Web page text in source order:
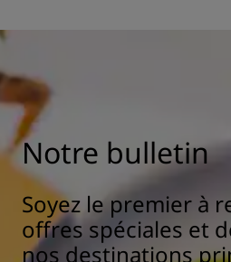
Notre bulletin
Soyez le premier à
offres spéciales et
nos destinations